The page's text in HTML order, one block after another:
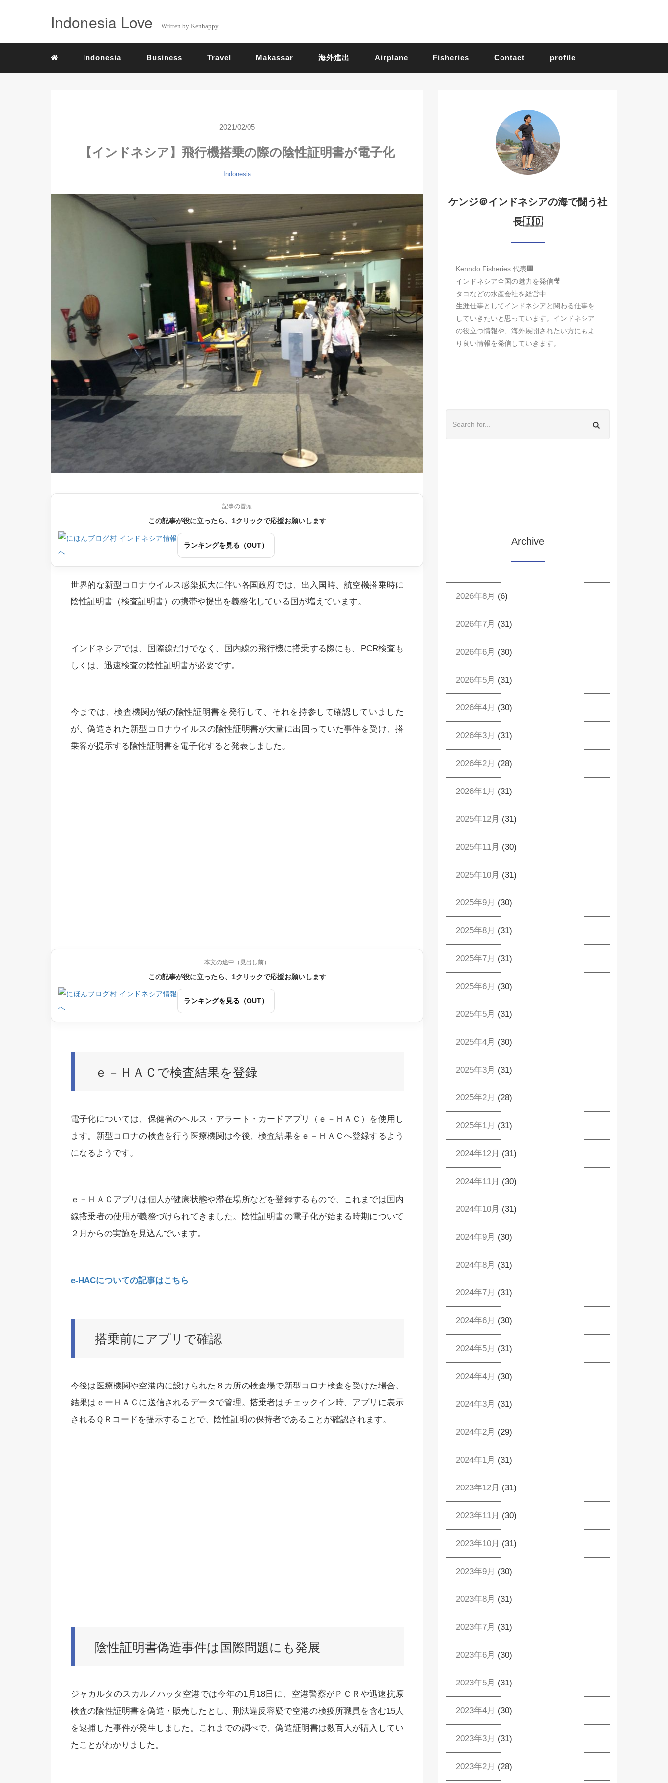
Indonesia Love Written by Kenhappy
Indonesia Business Travel Makassar 海外進出 Airplane Fisheries Contact profile
2021/02/05
【インドネシア】飛行機搭乗の際の陰性証明書が電子化
Indonesia
記事の冒頭
この記事が役に立ったら、1クリックで応援お願いします
ランキングを見る（OUT）
世界的な新型コロナウイルス感染拡大に伴い各国政府では、出入国時、航空機搭乗時に
陰性証明書（検査証明書）の携帯や提出を義務化している国が増えています。
インドネシアでは、国際線だけでなく、国内線の飛行機に搭乗する際にも、PCR検査も
しくは、迅速検査の陰性証明書が必要です。
今までは、検査機関が紙の陰性証明書を発行して、それを持参して確認していました
が、偽造された新型コロナウイルスの陰性証明書が大量に出回っていた事件を受け、搭
乗客が提示する陰性証明書を電子化すると発表しました。
本文の途中（見出し前）
この記事が役に立ったら、1クリックで応援お願いします
ランキングを見る（OUT）
ｅ－ＨＡＣで検査結果を登録
電子化については、保健省のヘルス・アラート・カードアプリ（ｅ－ＨＡＣ）を使用し
ます。新型コロナの検査を行う医療機関は今後、検査結果をｅ－ＨＡＣへ登録するよう
になるようです。
ｅ－ＨＡＣアプリは個人が健康状態や滞在場所などを登録するもので、これまでは国内
線搭乗者の使用が義務づけられてきました。陰性証明書の電子化が始まる時期について
２月からの実施を見込んでいます。
e-HACについての記事はこちら
搭乗前にアプリで確認
今後は医療機関や空港内に設けられた８カ所の検査場で新型コロナ検査を受けた場合、
結果はｅーＨＡＣに送信されるデータで管理。搭乗者はチェックイン時、アプリに表示
されるＱＲコードを提示することで、陰性証明の保持者であることが確認されます。
陰性証明書偽造事件は国際問題にも発展
ジャカルタのスカルノハッタ空港では今年の1月18日に、空港警察がＰＣＲや迅速抗原
検査の陰性証明書を偽造・販売したとし、刑法違反容疑で空港の検疫所職員を含む15人
を逮捕した事件が発生しました。これまでの調べで、偽造証明書は数百人が購入してい
たことがわかりました。
ケンジ＠インドネシアの海で闘う社
長🇮🇩
Kenndo Fisheries 代表🏢
インドネシア全国の魅力を発信🎥
タコなどの水産会社を経営中
生涯仕事としてインドネシアと関わる仕事を
していきたいと思っています。インドネシア
の役立つ情報や、海外展開されたい方にもよ
り良い情報を発信していきます。
Archive
2026年8月 (6)
2026年7月 (31)
2026年6月 (30)
2026年5月 (31)
2026年4月 (30)
2026年3月 (31)
2026年2月 (28)
2026年1月 (31)
2025年12月 (31)
2025年11月 (30)
2025年10月 (31)
2025年9月 (30)
2025年8月 (31)
2025年7月 (31)
2025年6月 (30)
2025年5月 (31)
2025年4月 (30)
2025年3月 (31)
2025年2月 (28)
2025年1月 (31)
2024年12月 (31)
2024年11月 (30)
2024年10月 (31)
2024年9月 (30)
2024年8月 (31)
2024年7月 (31)
2024年6月 (30)
2024年5月 (31)
2024年4月 (30)
2024年3月 (31)
2024年2月 (29)
2024年1月 (31)
2023年12月 (31)
2023年11月 (30)
2023年10月 (31)
2023年9月 (30)
2023年8月 (31)
2023年7月 (31)
2023年6月 (30)
2023年5月 (31)
2023年4月 (30)
2023年3月 (31)
2023年2月 (28)